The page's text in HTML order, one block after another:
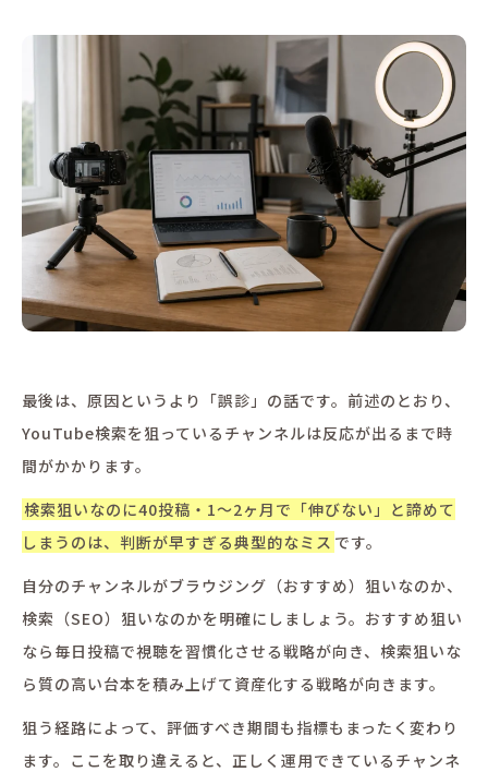
最後は、原因というより「誤診」の話です。前述のとおり、
YouTube検索を狙っているチャンネルは反応が出るまで時
間がかかります。
検索狙いなのに40投稿・1〜2ヶ月で「伸びない」と諦めて
しまうのは、判断が早すぎる典型的なミス です。
自分のチャンネルがブラウジング（おすすめ）狙いなのか、
検索（SEO）狙いなのかを明確にしましょう。おすすめ狙い
なら毎日投稿で視聴を習慣化させる戦略が向き、検索狙いな
ら質の高い台本を積み上げて資産化する戦略が向きます。
狙う経路によって、評価すべき期間も指標もまったく変わり
ます。ここを取り違えると、正しく運用できているチャンネ